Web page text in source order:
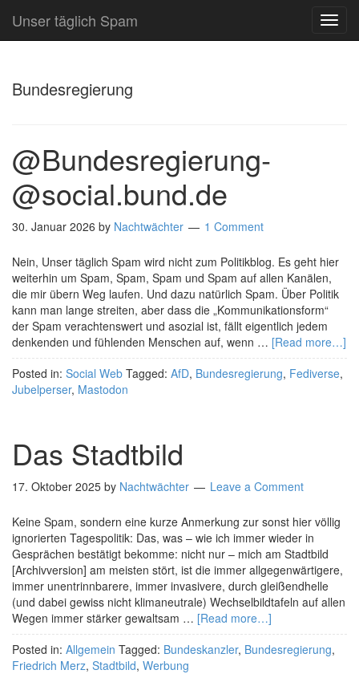
Unser täglich Spam
Bundesregierung
@Bundesregierung­
@social.bund.de
30. Januar 2026 by Nachtwächter 1 Comment
Nein, Unser täglich Spam wird nicht zum Politikblog. Es geht hier
weiterhin um Spam, Spam, Spam und Spam auf allen Kanälen,
die mir übern Weg laufen. Und dazu natürlich Spam. Über Politik
kann man lange streiten, aber dass die „Kommunikationsform“
der Spam verachtenswert und asozial ist, fällt eigentlich jedem
denkenden und fühlenden Menschen auf, wenn … [Read more…]
Posted in: Social Web Tagged: AfD, Bundesregierung, Fediverse,
Jubelperser, Mastodon
Das Stadtbild
17. Oktober 2025 by Nachtwächter Leave a Comment
Keine Spam, sondern eine kurze Anmerkung zur sonst hier völlig
ignorierten Tagespolitik: Das, was – wie ich immer wieder in
Gesprächen bestätigt bekomme: nicht nur – mich am Stadtbild
[Archivversion] am meisten stört, ist die immer allgegenwärtigere,
immer unentrinnbarere, immer invasivere, durch gleißendhelle
(und dabei gewiss nicht klimaneutrale) Wechselbildtafeln auf allen
Wegen immer stärker gewaltsam … [Read more…]
Posted in: Allgemein Tagged: Bundeskanzler, Bundesregierung,
Friedrich Merz, Stadtbild, Werbung